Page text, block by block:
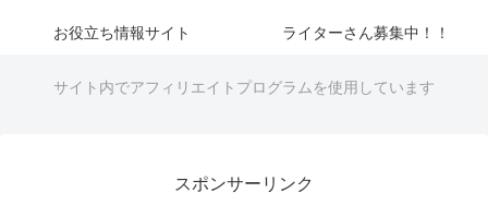
お役立ち情報サイト ライターさん募集中！！
サイト内でアフィリエイトプログラムを使用しています
スポンサーリンク